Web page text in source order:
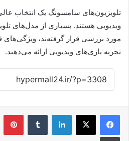
تلویزیون‌های سامسونگ یک انتخاب
ویدیویی هستند. بسیاری از مدل‌های
مورد بررسی قرار گرفته‌ند، ویژگی‌های
تجربه بازی‌های ویدیویی ارائه می‌دهند.
لینکدین ‫تامبلر
چاپ